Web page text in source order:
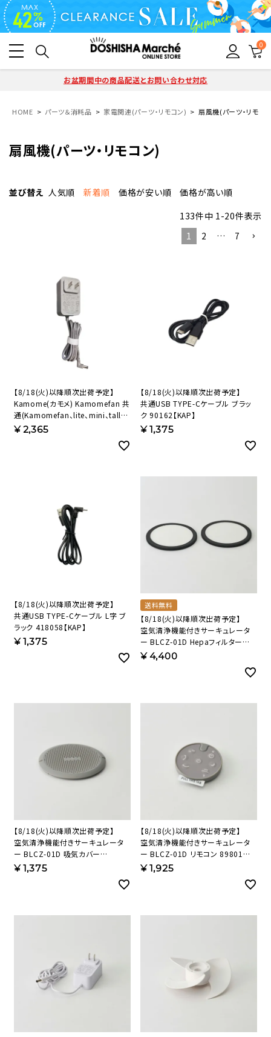
0
お盆期間中の商品配送とお問い合わせ対応
HOME パーツ＆消耗品 家電関連(パーツ・リモコン) 扇風機(パーツ・リモコ
扇風機(パーツ・リモコン)
並び替え 人気順 新着順 価格が安い順
価格が高い順
133件中 1-20件表示
1
2 … 7
【8/18(火)以降順次出荷予定】
Kamome(カモメ) Kamomefan 共
通(Kamomefan、lite、mini、tall、
living、move) ACアダプター
¥2,365
【8/18(火)以降順次出荷予定】
共通USB TYPE-Cケーブル ブラッ
ク 90162【KAP】
¥1,375
【8/18(火)以降順次出荷予定】
共通USB TYPE-Cケーブル L字 ブ
ラック 418058【KAP】
¥1,375
送料無料
【8/18(火)以降順次出荷予定】
空気清浄機能付きサーキュレータ
ー BLCZ-01D Hepaフィルター
89782 【KAP】
¥4,400
【8/18(火)以降順次出荷予定】
空気清浄機能付きサーキュレータ
ー BLCZ-01D 吸気カバー
160569 【KAP】
¥1,375
【8/18(火)以降順次出荷予定】
空気清浄機能付きサーキュレータ
ー BLCZ-01D リモコン 89801
【KAP】
¥1,925